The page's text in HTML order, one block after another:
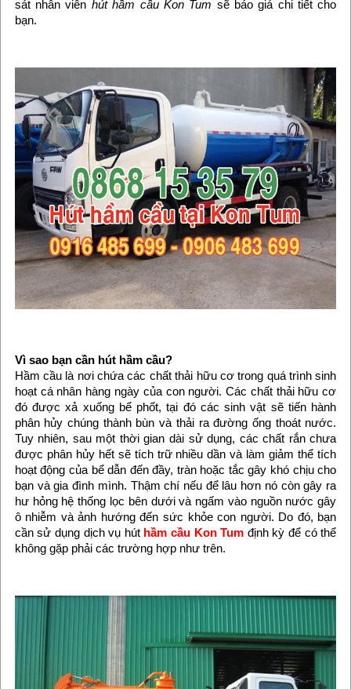
sát nhân viên hút hầm cầu Kon Tum sẽ báo giá chi tiết cho
bạn.
Vì sao bạn cần hút hầm cầu?
Hầm cầu là nơi chứa các chất thải hữu cơ trong quá trình sinh
hoạt cá nhân hàng ngày của con người. Các chất thải hữu cơ
đó được xả xuống bể phốt, tại đó các sinh vật sẽ tiến hành
phân hủy chúng thành bùn và thải ra đường ống thoát nước.
Tuy nhiên, sau một thời gian dài sử dụng, các chất rắn chưa
được phân hủy hết sẽ tích trữ nhiều dần và làm giảm thể tích
hoạt động của bể dẫn đến đầy, tràn hoặc tắc gây khó chịu cho
bạn và gia đình mình. Thậm chí nếu để lâu hơn nó còn gây ra
hư hỏng hệ thống lọc bên dưới và ngấm vào nguồn nước gây
ô nhiễm và ảnh hướng đến sức khỏe con người. Do đó, bạn
cần sử dụng dịch vụ hút hầm cầu Kon Tum định kỳ để có thể
không gặp phải các trường hợp như trên.